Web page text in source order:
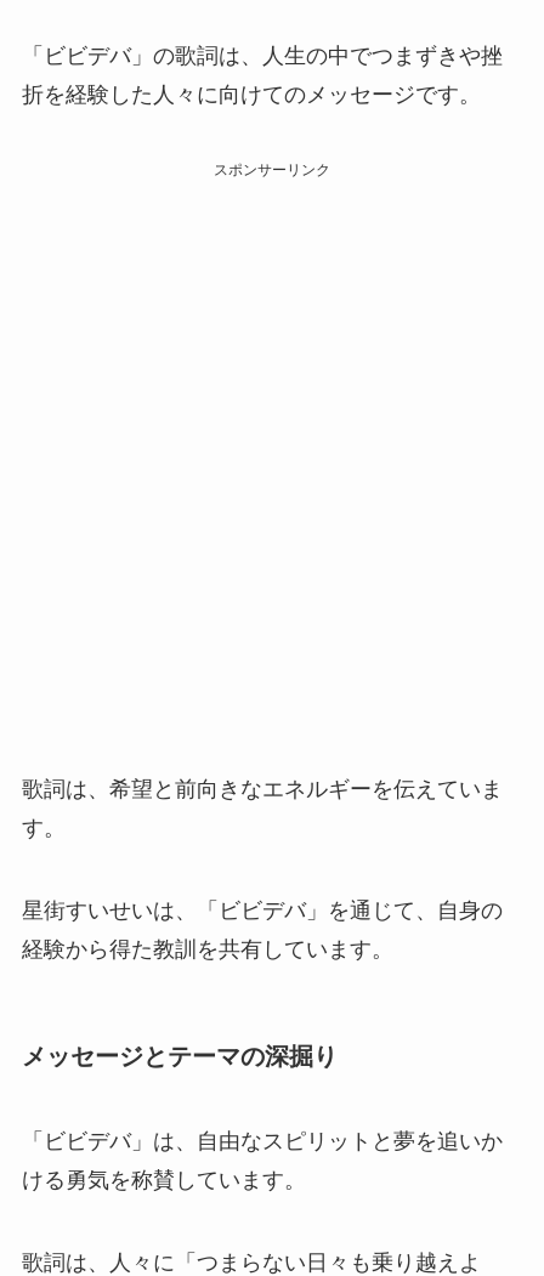
「ビビデバ」の歌詞は、人生の中でつまずきや挫
折を経験した人々に向けてのメッセージです。
スポンサーリンク
歌詞は、希望と前向きなエネルギーを伝えていま
す。
星街すいせいは、「ビビデバ」を通じて、自身の
経験から得た教訓を共有しています。
メッセージとテーマの深掘り
「ビビデバ」は、自由なスピリットと夢を追いか
ける勇気を称賛しています。
歌詞は、人々に「つまらない日々も乗り越えよ